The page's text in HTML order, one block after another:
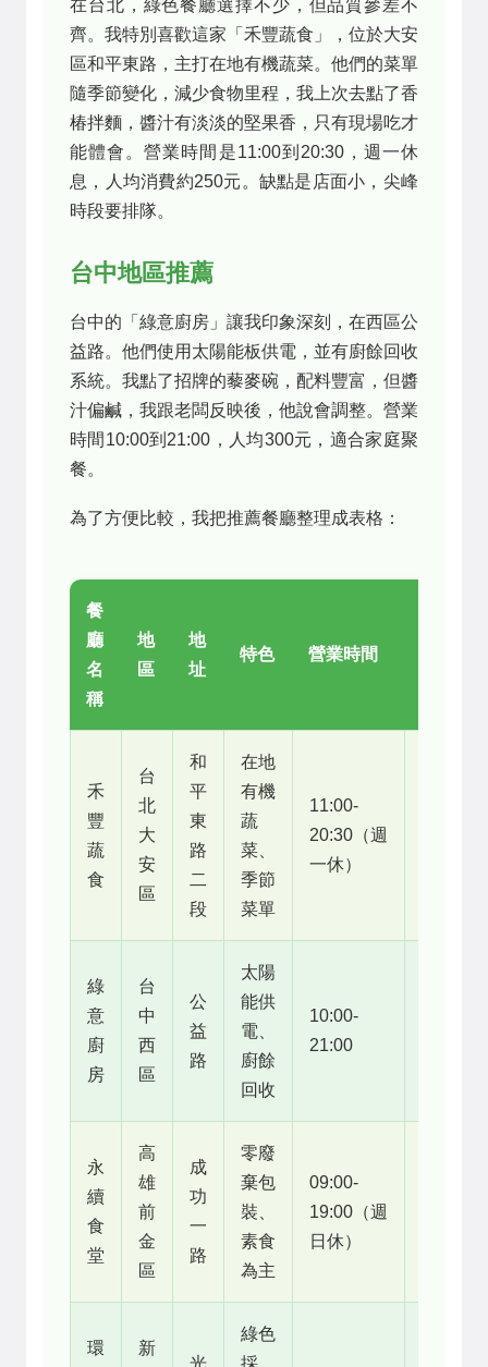
在台北，綠色餐廳選擇不少，但品質參差不
齊。我特別喜歡這家「禾豐蔬食」，位於大安
區和平東路，主打在地有機蔬菜。他們的菜單
隨季節變化，減少食物里程，我上次去點了香
椿拌麵，醬汁有淡淡的堅果香，只有現場吃才
能體會。營業時間是11:00到20:30，週一休
息，人均消費約250元。缺點是店面小，尖峰
時段要排隊。
台中地區推薦
台中的「綠意廚房」讓我印象深刻，在西區公
益路。他們使用太陽能板供電，並有廚餘回收
系統。我點了招牌的藜麥碗，配料豐富，但醬
汁偏鹹，我跟老闆反映後，他說會調整。營業
時間10:00到21:00，人均300元，適合家庭聚
餐。
為了方便比較，我把推薦餐廳整理成表格：
餐
廳
名
稱
地
區
地
址
特色 營業時間
禾
豐
蔬
食
台
北
大
安
區
和
平
東
路
二
段
在地
有機
蔬
菜、
季節
菜單
11:00-
20:30（週
一休）
綠
意
廚
房
台
中
西
區
公
益
路
太陽
能供
電、
廚餘
回收
10:00-
21:00
永
續
食
堂
高
雄
前
金
區
成
功
一
路
零廢
棄包
裝、
素食
為主
09:00-
19:00（週
日休）
環
新
光
綠色
採